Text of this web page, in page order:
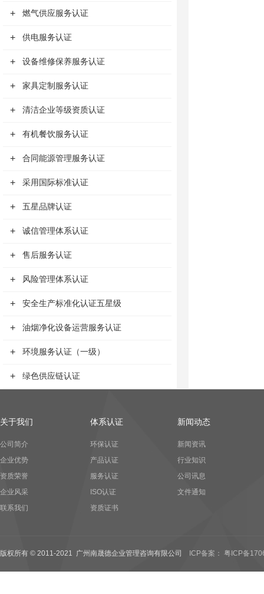
+ 燃气供应服务认证
+ 供电服务认证
+ 设备维修保养服务认证
+ 家具定制服务认证
+ 清洁企业等级资质认证
+ 有机餐饮服务认证
+ 合同能源管理服务认证
+ 采用国际标准认证
+ 五星品牌认证
+ 诚信管理体系认证
+ 售后服务认证
+ 风险管理体系认证
+ 安全生产标准化认证五星级
+ 油烟净化设备运营服务认证
+ 环境服务认证（一级）
+ 绿色供应链认证
关于我们
公司简介
企业优势
资质荣誉
企业风采
联系我们
体系认证
环保认证
产品认证
服务认证
ISO认证
资质证书
新闻动态
新闻资讯
行业知识
公司讯息
文件通知
版权所有 © 2011-2021 广州南晟德企业管理咨询有限公司 ICP备案： 粤ICP备